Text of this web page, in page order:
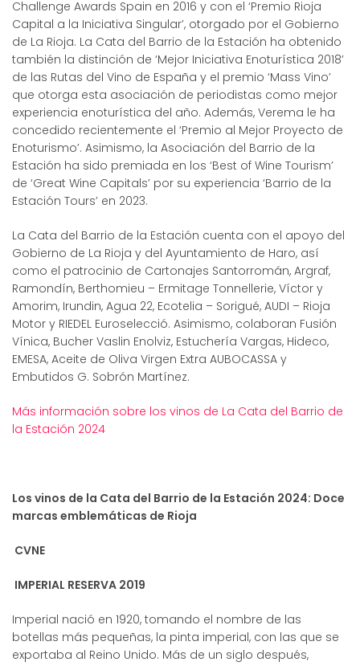
Challenge Awards Spain en 2016 y con el ‘Premio Rioja
Capital a la Iniciativa Singular’, otorgado por el Gobierno
de La Rioja. La Cata del Barrio de la Estación ha obtenido
también la distinción de ‘Mejor Iniciativa Enoturística 2018’
de las Rutas del Vino de España y el premio ‘Mass Vino’
que otorga esta asociación de periodistas como mejor
experiencia enoturística del año. Además, Verema le ha
concedido recientemente el ‘Premio al Mejor Proyecto de
Enoturismo’. Asimismo, la Asociación del Barrio de la
Estación ha sido premiada en los ‘Best of Wine Tourism’
de ‘Great Wine Capitals’ por su experiencia ‘Barrio de la
Estación Tours’ en 2023.
La Cata del Barrio de la Estación cuenta con el apoyo del
Gobierno de La Rioja y del Ayuntamiento de Haro, así
como el patrocinio de Cartonajes Santorromán, Argraf,
Ramondín, Berthomieu – Ermitage Tonnellerie, Víctor y
Amorim, Irundin, Agua 22, Ecotelia – Sorigué, AUDI – Rioja
Motor y RIEDEL Euroselecció. Asimismo, colaboran Fusión
Vínica, Bucher Vaslin Enolviz, Estuchería Vargas, Hideco,
EMESA, Aceite de Oliva Virgen Extra AUBOCASSA y
Embutidos G. Sobrón Martínez.
Más información sobre los vinos de La Cata del Barrio de
la Estación 2024
Los vinos de la Cata del Barrio de la Estación 2024: Doce
marcas emblemáticas de Rioja
CVNE
IMPERIAL RESERVA 2019
Imperial nació en 1920, tomando el nombre de las
botellas más pequeñas, la pinta imperial, con las que se
exportaba al Reino Unido. Más de un siglo después,